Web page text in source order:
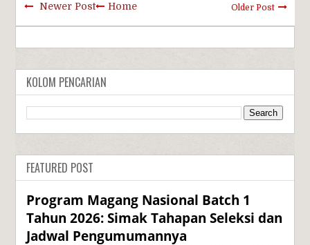
Newer Post Older Post
Home
KOLOM PENCARIAN
FEATURED POST
Program Magang Nasional Batch 1
Tahun 2026: Simak Tahapan Seleksi dan
Jadwal Pengumumannya